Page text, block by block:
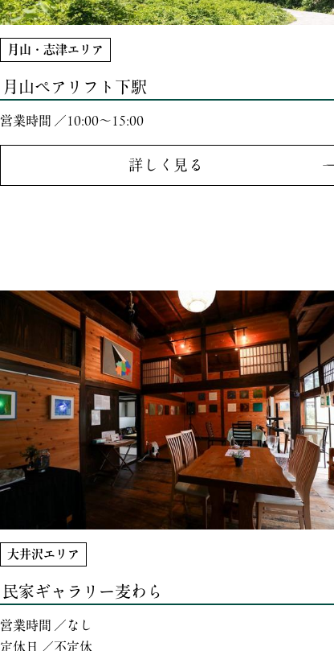
月山・志津エリア
月山ペアリフト下駅
営業時間 ／10:00〜15:00
詳しく見る
大井沢エリア
民家ギャラリー麦わら
営業時間 ／なし
定休日 ／不定休